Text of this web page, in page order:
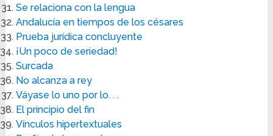
Se relaciona con la lengua
Andalucía en tiempos de los césares
Prueba jurídica concluyente
¡Un poco de seriedad!
Surcada
No alcanza a rey
Váyase lo uno por lo. . .
El principio del fin
Vínculos hipertextuales